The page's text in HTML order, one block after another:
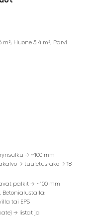
m²; Huone 5.4 m²; Parvi
→ ~100 mm
→ tuuletusrako → 18–
palkit → ~100 mm
Betonialustalla:
tai EPS
→ listat ja